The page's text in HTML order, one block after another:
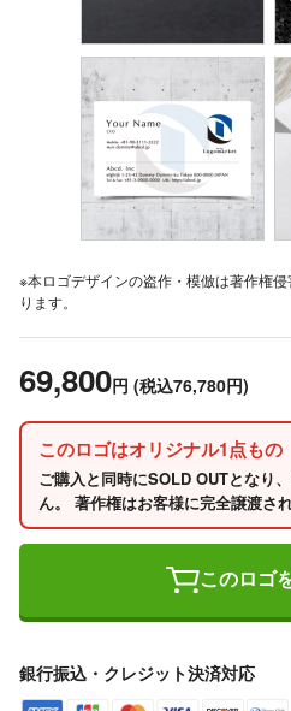
※本ロゴデザインの盗作・模倣は著作権
ります。
69,800円 (税込76,780円)
このロゴはオリジナル1点もの
ご購入と同時にSOLD OUTとなり
ん。 著作権はお客様に完全譲渡され
このロゴ
銀行振込・クレジット決済対応